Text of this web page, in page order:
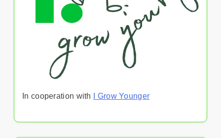
In cooperation with I Grow Younger